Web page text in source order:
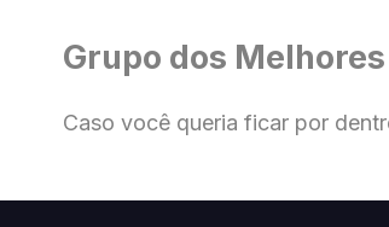
Grupo dos
Caso você queria ficar por